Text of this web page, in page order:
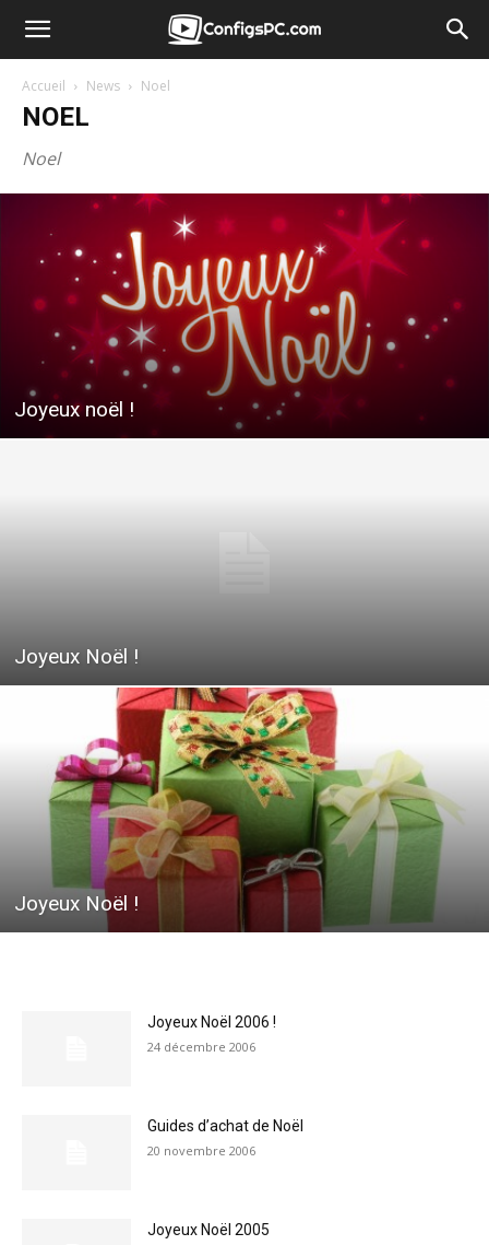
Accueil News Noel
NOEL
Noel
Joyeux noël !
Joyeux Noël !
Joyeux Noël !
Joyeux Noël 2006 !
24 décembre 2006
Guides d’achat de Noël
20 novembre 2006
Joyeux Noël 2005